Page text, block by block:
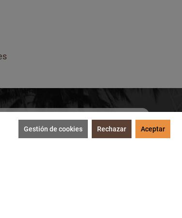
Gestión de cookies Rechazar Aceptar